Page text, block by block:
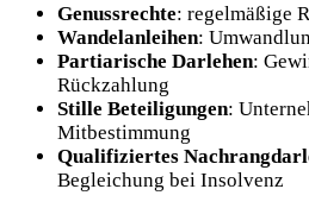
Genussrechte: regelmäßige
Wandelanleihen:
Partiarische Darlehen:
Rückzahlung
Stille Beteiligungen:
Mitbestimmung
Qualifiziertes
Begleichung bei Insolvenz